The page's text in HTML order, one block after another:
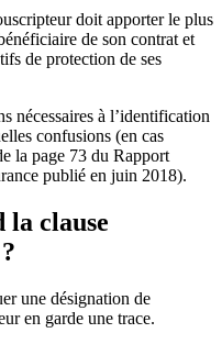
doit apporter le plus
de son contrat et
de protection de ses
nécessaires à l’identification
confusions (en cas
la page 73 du Rapport
publié en juin 2018).
la clause
une désignation de
en garde une trace.